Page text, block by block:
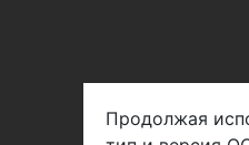
Продолжая